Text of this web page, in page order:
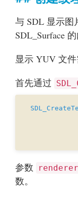
与 SDL 显示图
SDL_Surface
显示 YUV 文
首先通过
参数 renderer
数。